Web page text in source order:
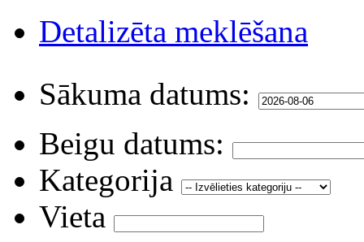
Detalizēta meklēšana
Sākuma datums:
Beigu datums:
Kategorija
Vieta